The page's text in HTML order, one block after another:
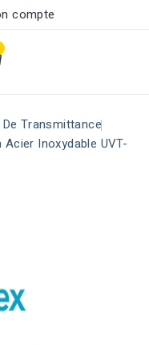
compte
Transmittance
Inoxydable UVT-